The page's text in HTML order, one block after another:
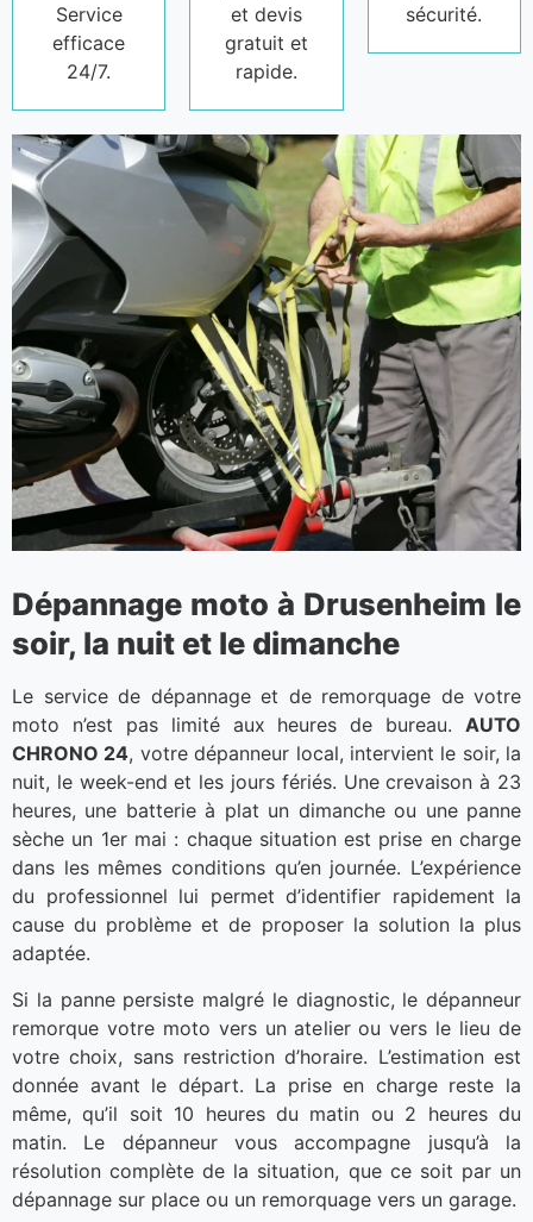
Service
efficace
24/7.
et devis
gratuit et
rapide.
sécurité.
Dépannage moto à Drusenheim le
soir, la nuit et le dimanche
Le service de dépannage et de remorquage de votre
moto n’est pas limité aux heures de bureau. AUTO
CHRONO 24, votre dépanneur local, intervient le soir, la
nuit, le week-end et les jours fériés. Une crevaison à 23
heures, une batterie à plat un dimanche ou une panne
sèche un 1er mai : chaque situation est prise en charge
dans les mêmes conditions qu’en journée. L’expérience
du professionnel lui permet d’identifier rapidement la
cause du problème et de proposer la solution la plus
adaptée.
Si la panne persiste malgré le diagnostic, le dépanneur
remorque votre moto vers un atelier ou vers le lieu de
votre choix, sans restriction d’horaire. L’estimation est
donnée avant le départ. La prise en charge reste la
même, qu’il soit 10 heures du matin ou 2 heures du
matin. Le dépanneur vous accompagne jusqu’à la
résolution complète de la situation, que ce soit par un
dépannage sur place ou un remorquage vers un garage.